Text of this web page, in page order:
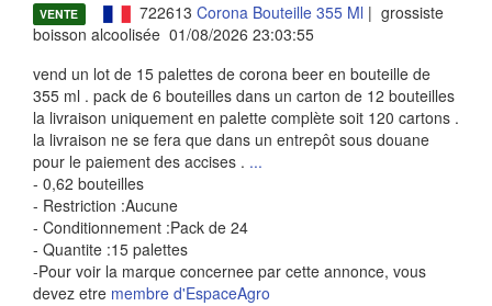
VENTE 722613 Corona Bouteille 355 Ml | grossiste
boisson alcoolisée 01/08/2026 23:03:55
vend un lot de 15 palettes de corona beer en bouteille de
355 ml . pack de 6 bouteilles dans un carton de 12 bouteilles
la livraison uniquement en palette complète soit 120 cartons .
la livraison ne se fera que dans un entrepôt sous douane
pour le paiement des accises . ...
- 0,62 bouteilles
- Restriction :Aucune
- Conditionnement :Pack de 24
- Quantite :15 palettes
-Pour voir la marque concernee par cette annonce, vous
devez etre membre d'EspaceAgro